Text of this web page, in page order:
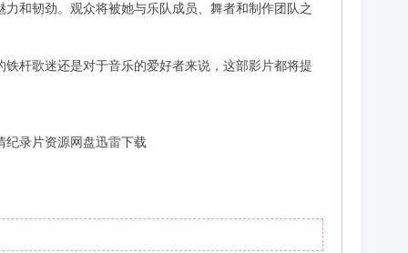
和韧劲。观众将被她与乐队成员、舞者和制作团队之
杆歌迷还是对于音乐的爱好者来说，这部影片都将提
录片资源网盘迅雷下载